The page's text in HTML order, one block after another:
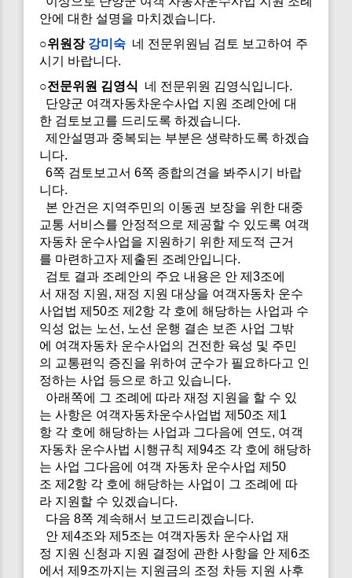
안에 대한 설명을 마치겠습니다.
○위원장 강미숙 네 전문위원님 검토 보고하여 주
시기 바랍니다.
○전문위원 김영식
네 전문위원 김영식입니다.
단양군 여객자동차운수사업 지원 조례안에 대
한 검토보고를 드리도록 하겠습니다.
제안설명과 중복되는 부분은 생략하도록 하겠습
니다.
6쪽 검토보고서 6쪽 종합의견을 봐주시기 바랍
니다.
본 안건은 지역주민의 이동권 보장을 위한 대중
교통 서비스를 안정적으로 제공할 수 있도록 여객
자동차 운수사업을 지원하기 위한 제도적 근거
를 마련하고자 제출된 조례안입니다.
검토 결과 조례안의 주요 내용은 안 제3조에
서 재정 지원, 재정 지원 대상을 여객자동차 운수
사업법 제50조 제2항 각 호에 해당하는 사업과 수
익성 없는 노선, 노선 운행 결손 보존 사업 그밖
에 여객자동차 운수사업의 건전한 육성 및 주민
의 교통편익 증진을 위하여 군수가 필요하다고 인
정하는 사업 등으로 하고 있습니다.
아래쪽에 그 조례에 따라 재정 지원을 할 수 있
는 사항은 여객자동차운수사업법 제50조 제1
항 각 호에 해당하는 사업과 그다음에 연도, 여객
자동차 운수사법 시행규칙 제94조 각 호에 해당하
는 사업 그다음에 여객 자동차 운수사업 제50
조 제2항 각 호에 해당하는 사업이 그 조례에 따
라 지원할 수 있겠습니다.
다음 8쪽 계속해서 보고드리겠습니다.
안 제4조와 제5조는 여객자동차 운수사업 재
정 지원 신청과 지원 결정에 관한 사항을 안 제6조
에서 제9조까지는 지원금의 조정 차등 지원 사후